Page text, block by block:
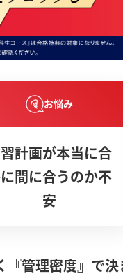
お悩み
計画が本当に合
間に合うのか不
安
『管理密度』で